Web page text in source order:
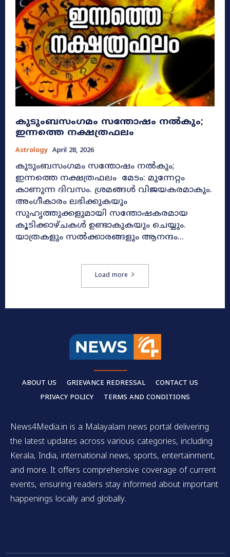
കുടുംബസംഗമം സന്തോഷം നൽകും;
ഇന്നത്തെ നക്ഷത്രഫലം
Astrology April 28, 2026
കുടുംബസംഗമം സന്തോഷം നൽകും;
ഇന്നത്തെ നക്ഷത്രഫലം മേടം: മുന്നേറ്റം
കാണുന്ന ദിവസം. ശ്രമങ്ങൾ വിജയകരമാകും.
അംഗീകാരം ലഭിക്കുകയും
സുഹൃത്തുക്കളുമായി സന്തോഷകരമായ
കൂടിക്കാഴ്ചകൾ ഉണ്ടാകുകയും ചെയ്യും.
യാത്രകളും സൽക്കാരങ്ങളും ആനന്ദം...
Load more
ABOUT US GRIEVANCE REDRESSAL
CONTACT US
PRIVACY POLICY
TERMS AND CONDITIONS
News4Media.in is a Malayalam news portal delivering
the latest updates across various categories, including
Kerala, India, international news, sports, entertainment,
and more. It offers comprehensive coverage of current
events, ensuring readers stay informed about important
happenings locally and globally.